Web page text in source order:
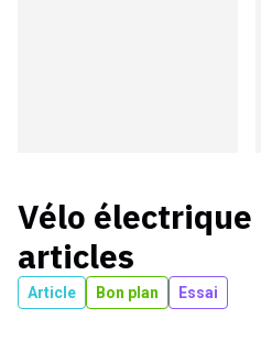
Vélo électrique
articles
Article Bon plan Essai